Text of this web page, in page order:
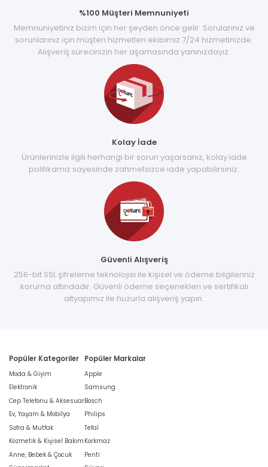
%100 Müşteri Memnuniyeti
Memnuniyetiniz bizim için her şeyden önce gelir. Sorularınız ve
sorunlarınız için müşteri hizmetleri ekibimiz 7/24 hizmetinizde.
Alışveriş sürecinizin her aşamasında yanınızdayız.
Kolay İade
Ürünlerinizle ilgili herhangi bir sorun yaşarsanız, kolay iade
politikamız sayesinde zahmetsizce iade yapabilirsiniz.
Güvenli Alışveriş
256-bit SSL şifreleme teknolojisi ile kişisel ve ödeme bilgileriniz
koruma altındadır. Güvenli ödeme seçenekleri ve sertifikalı
altyapımız ile huzurla alışveriş yapın.
Popüler Kategoriler
Moda & Giyim
Elektronik
Cep Telefonu & Aksesuar
Ev, Yaşam & Mobilya
Sofra & Mutfak
Kozmetik & Kişisel Bakım
Anne, Bebek & Çocuk
Popüler Markalar
Apple
Samsung
Bosch
Philips
Tefal
Korkmaz
Penti